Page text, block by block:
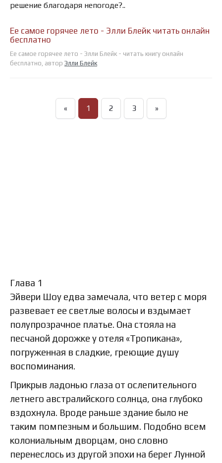
решение благодаря непогоде?..
Ее самое горячее лето - Элли Блейк читать онлайн
бесплатно
Ее самое горячее лето - Элли Блейк - читать книгу онлайн
бесплатно, автор Элли Блейк
« 1 2 3 »
Глава 1
Эйвери Шоу едва замечала, что ветер с моря
развевает ее светлые волосы и вздымает
полупрозрачное платье. Она стояла на
песчаной дорожке у отеля «Тропикана»,
погруженная в сладкие, греющие душу
воспоминания.
Прикрыв ладонью глаза от ослепительного
летнего австралийского солнца, она глубоко
вздохнула. Вроде раньше здание было не
таким помпезным и большим. Подобно всем
колониальным дворцам, оно словно
перенеслось из другой эпохи на берег Лунной